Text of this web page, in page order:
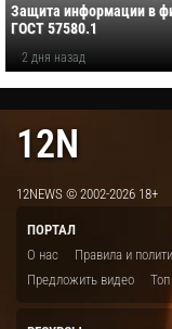
Защита информации в
ГОСТ 57580.1
2 дня назад
12N
12NEWS © 2002-2026 18+
ПОРТАЛ
О нас
Правила и
Предложить видео
Топ